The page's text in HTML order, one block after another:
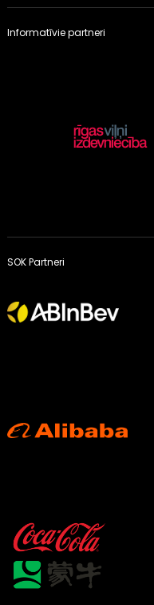
Informatīvie partneri
SOK Partneri